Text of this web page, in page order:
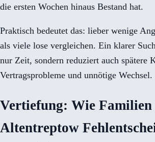
die ersten Wochen hinaus Bestand hat.
Praktisch bedeutet das: lieber wenige
als viele lose vergleichen. Ein klarer
nur Zeit, sondern reduziert auch spätere
Vertragsprobleme und unnötige Wechsel.
Vertiefung: Wie
Altentreptow